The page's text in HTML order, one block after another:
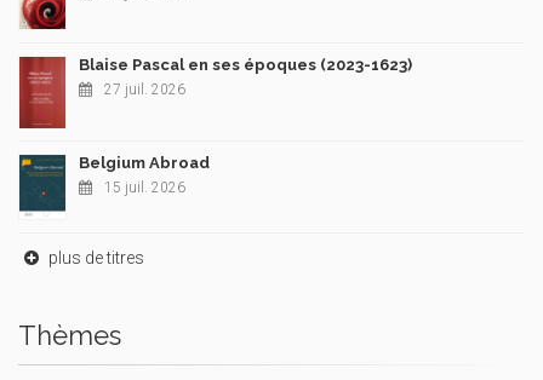
Blaise Pascal en ses époques (2023-1623)
27 juil. 2026
Belgium Abroad
15 juil. 2026
plus de titres
Thèmes